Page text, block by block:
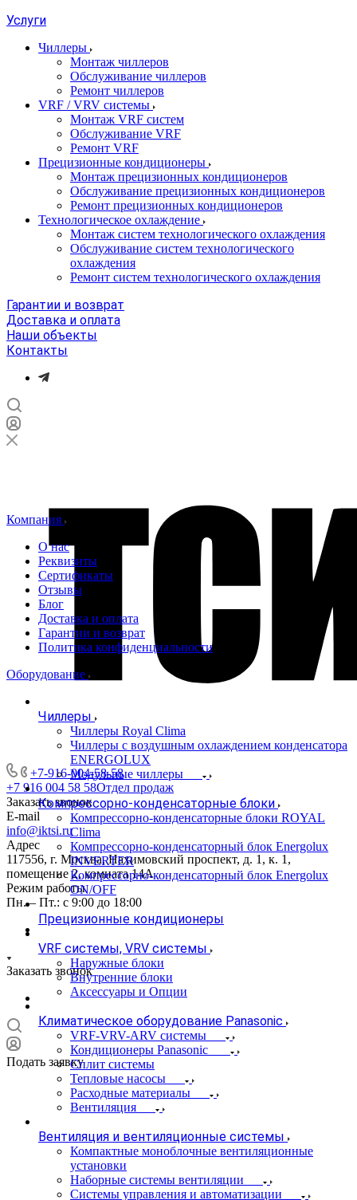
Услуги
Чиллеры
Монтаж чиллеров
Обслуживание чиллеров
Ремонт чиллеров
VRF / VRV системы
Монтаж VRF систем
Обслуживание VRF
Ремонт VRF
Прецизионные кондиционеры
Монтаж прецизионных кондиционеров
Обслуживание прецизионных кондиционеров
Ремонт прецизионных кондиционеров
Технологическое охлаждение
Монтаж систем технологического охлаждения
Обслуживание систем технологического
охлаждения
Ремонт систем технологического охлаждения
Гарантии и возврат
Доставка и оплата
Наши объекты
Контакты
+7-916-004-58-58
+7 916 004 58 58Отдел продаж
Заказать звонок
E-mail
info@iktsi.ru
Адрес
117556, г. Москва, Нахимовский проспект, д. 1, к. 1,
помещение 2, комната 14А
Режим работы
Пн. – Пт.: с 9:00 до 18:00
Заказать звонок
Подать заявку
Компания
О нас
Реквизиты
Сертификаты
Отзывы
Блог
Доставка и оплата
Гарантии и возврат
Политика конфиденциальности
Оборудование
Чиллеры
Чиллеры Royal Clima
Чиллеры с воздушным охлаждением конденсатора
ENERGOLUX
Модульные чиллеры
Компрессорно-конденсаторные блоки
Компрессорно-конденсаторные блоки ROYAL
Clima
Компрессорно-конденсаторный блок Energolux
INVERTER
Компрессорно-конденсаторный блок Energolux
ON/OFF
Прецизионные кондиционеры
VRF системы, VRV системы
Наружные блоки
Внутренние блоки
Аксессуары и Опции
Климатическое оборудование Panasonic
VRF-VRV-ARV системы
Кондиционеры Panasonic
Сплит системы
Тепловые насосы
Расходные материалы
Вентиляция
Вентиляция и вентиляционные системы
Компактные моноблочные вентиляционные
установки
Наборные системы вентиляции
Системы управления и автоматизации